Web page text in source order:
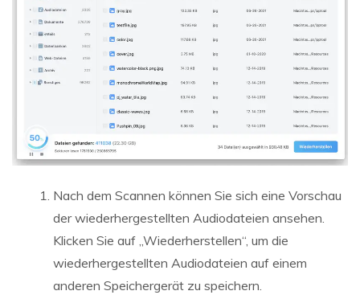
Nach dem Scannen können Sie sich eine Vorschau
der wiederhergestellten Audiodateien ansehen.
Klicken Sie auf „Wiederherstellen“, um die
wiederhergestellten Audiodateien auf einem
anderen Speichergerät zu speichern.